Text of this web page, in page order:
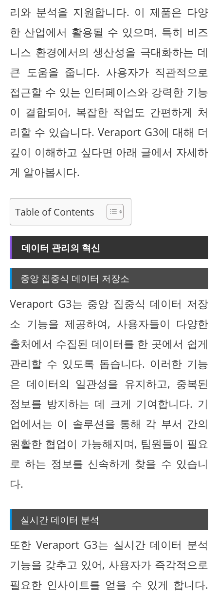
리와 분석을 지원합니다. 이 제품은 다양
한 산업에서 활용될 수 있으며, 특히 비즈
니스 환경에서의 생산성을 극대화하는 데
큰 도움을 줍니다. 사용자가 직관적으로
접근할 수 있는 인터페이스와 강력한 기능
이 결합되어, 복잡한 작업도 간편하게 처
리할 수 있습니다. Veraport G3에 대해 더
깊이 이해하고 싶다면 아래 글에서 자세하
게 알아봅시다.
Table of Contents
데이터 관리의 혁신
중앙 집중식 데이터 저장소
Veraport G3는 중앙 집중식 데이터 저장
소 기능을 제공하여, 사용자들이 다양한
출처에서 수집된 데이터를 한 곳에서 쉽게
관리할 수 있도록 돕습니다. 이러한 기능
은 데이터의 일관성을 유지하고, 중복된
정보를 방지하는 데 크게 기여합니다. 기
업에서는 이 솔루션을 통해 각 부서 간의
원활한 협업이 가능해지며, 팀원들이 필요
로 하는 정보를 신속하게 찾을 수 있습니
다.
실시간 데이터 분석
또한 Veraport G3는 실시간 데이터 분석
기능을 갖추고 있어, 사용자가 즉각적으로
필요한 인사이트를 얻을 수 있게 합니다.